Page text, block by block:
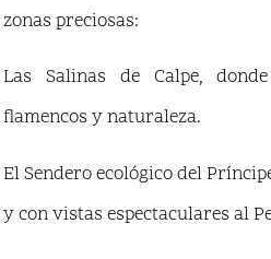
zonas preciosas:
Las Salinas de Calpe,
flamencos y naturaleza.
El Sendero ecológico del
y con vistas espectaculares al